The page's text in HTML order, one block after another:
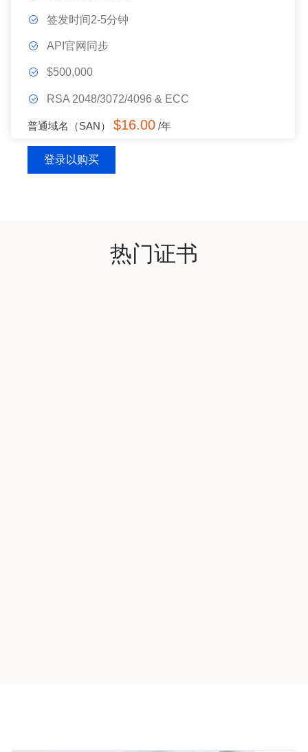
签发时间2-5分钟
API官网同步
$500,000
RSA 2048/3072/4096 & ECC
普通域名（SAN） $16.00 /年
登录以购买
热门证书